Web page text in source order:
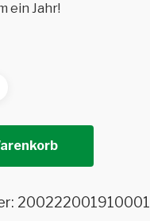
ein Jahr!
200222001910001